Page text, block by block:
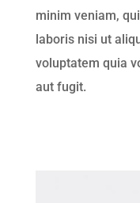
minim veniam,
laboris nisi ut
voluptatem quia
aut fugit.